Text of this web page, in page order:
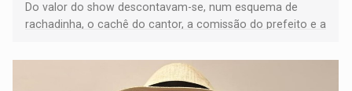
Do valor do show descontavam-se, num esquema de
rachadinha, o cachê do cantor, a comissão do prefeito e a